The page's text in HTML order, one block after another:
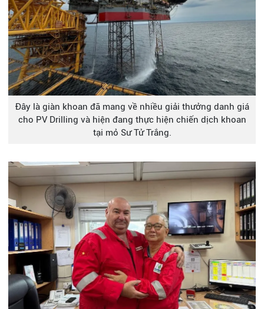
Đây là giàn khoan đã mang về nhiều giải thưởng danh giá
cho PV Drilling và hiện đang thực hiện chiến dịch khoan
tại mỏ Sư Tử Trắng.